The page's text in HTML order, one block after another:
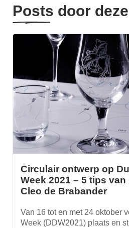
Posts door
Circulair ontwerp op
Week 2021 – 5 tips van
Cleo de Brabander
Van 16 tot en met 24 oktober
Week (DDW2021) plaats en